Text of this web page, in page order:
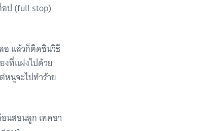
ป (full stop)
อ แล้วก็ติดชินวิธี
งที่แฝงไปด้วย
นูจะไปทำร้าย
นสอนลูก เทคอา